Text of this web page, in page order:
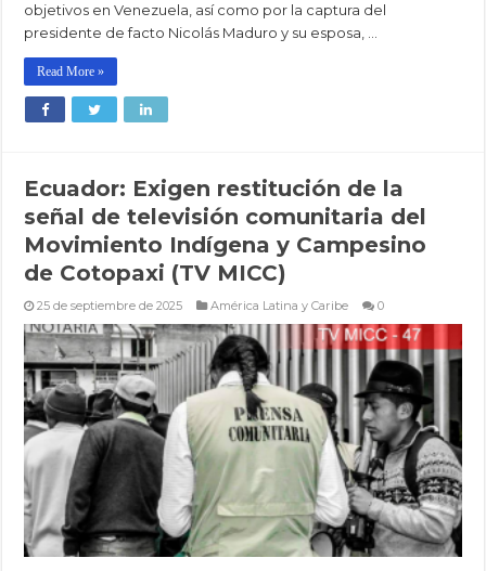
objetivos en Venezuela, así como por la captura del
presidente de facto Nicolás Maduro y su esposa, …
Read More »
Ecuador: Exigen restitución de la
señal de televisión comunitaria del
Movimiento Indígena y Campesino
de Cotopaxi (TV MICC)
25 de septiembre de 2025 América Latina y Caribe 0